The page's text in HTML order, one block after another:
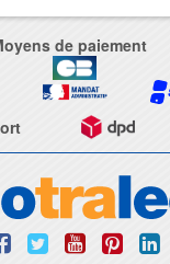
de paiement